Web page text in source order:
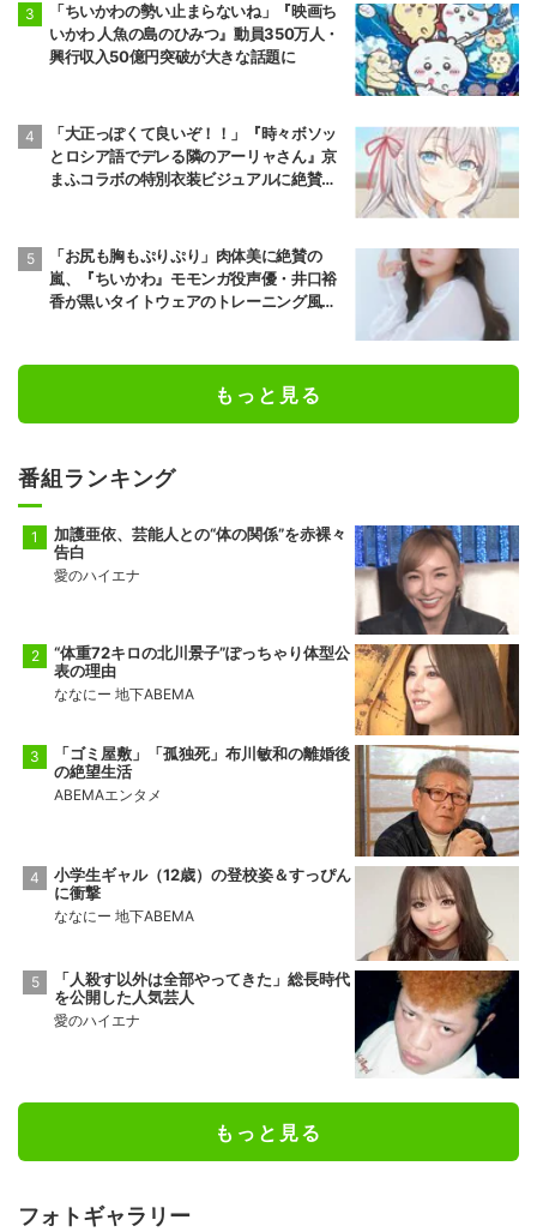
「ちいかわの勢い止まらないね」『映画ち
いかわ 人魚の島のひみつ』動員350万人・
興行収入50億円突破が大きな話題に
「大正っぽくて良いぞ！！」『時々ボソッ
とロシア語でデレる隣のアーリャさん』京
まふコラボの特別衣装ビジュアルに絶賛の
「お尻も胸もぷりぷり」肉体美に絶賛の
嵐、『ちいかわ』モモンガ役声優・井口裕
香が黒いタイトウェアのトレーニング風景
もっと見る
番組ランキング
加護亜依、芸能人との“体の関係”を赤裸々
告白
愛のハイエナ
“体重72キロの北川景子”ぽっちゃり体型公
表の理由
ななにー 地下ABEMA
「ゴミ屋敷」「孤独死」布川敏和の離婚後
の絶望生活
ABEMAエンタメ
小学生ギャル（12歳）の登校姿＆すっぴん
に衝撃
ななにー 地下ABEMA
「人殺す以外は全部やってきた」総長時代
を公開した人気芸人
愛のハイエナ
もっと見る
フォトギャラリー